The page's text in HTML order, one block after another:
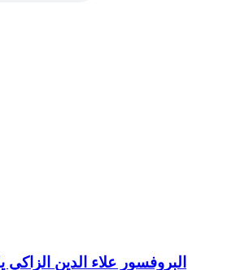
البروفسور علاء الدين